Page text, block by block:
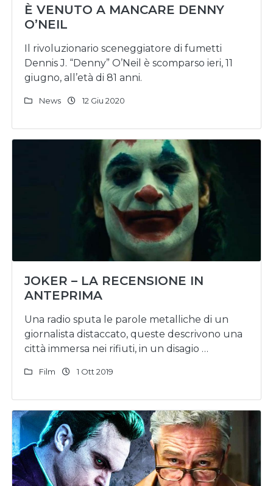
È VENUTO A MANCARE DENNY
O’NEIL
Il rivoluzionario sceneggiatore di fumetti
Dennis J. “Denny” O’Neil è scomparso ieri, 11
giugno, all’età di 81 anni.
News 12 Giu 2020
JOKER – LA RECENSIONE IN
ANTEPRIMA
Una radio sputa le parole metalliche di un
giornalista distaccato, queste descrivono una
città immersa nei rifiuti, in un disagio …
Film 1 Ott 2019